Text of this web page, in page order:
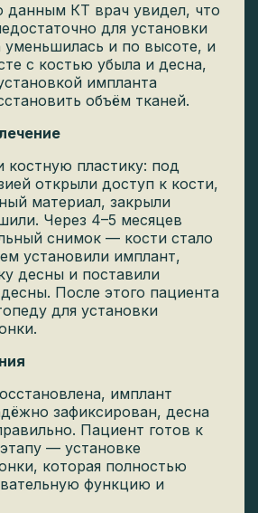
данным КТ врач увидел, что
для установки
и по высоте, и
с костью убыла и десна,
импланта
объём тканей.
костную пластику: под
открыли доступ к кости,
материал, закрыли
Через 4–5 месяцев
снимок — кости стало
установили имплант,
десны и поставили
После этого пациента
для установки
имплант
зафиксирован, десна
Пациент готов к
— установке
которая полностью
функцию и